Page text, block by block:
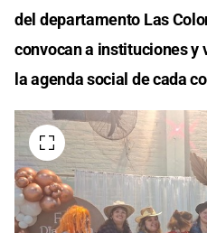
del departamento Las
convocan a instituciones y
la agenda social de cada